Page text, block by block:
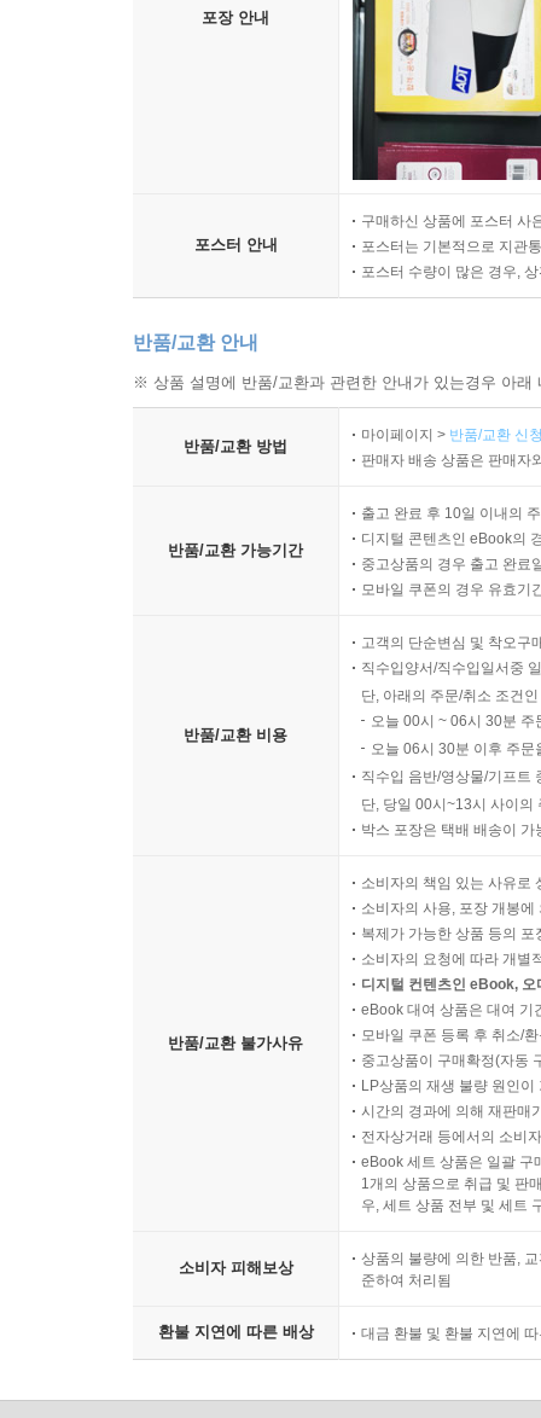
포장 안내
포스터 안내
구매하신 상품에 포스터 사
포스터는 기본적으로 지관
포스터 수량이 많은 경우,
반품/교환 안내
※ 상품 설명에 반품/교환과 관련한 안내가 있는경우 아
반품/교환 방법
마이페이지 > 반품/교환 신
판매자 배송 상품은 판매자
반품/교환 가능기간
출고 완료 후 10일 이내의
디지털 콘텐츠인 eBook의
중고상품의 경우 출고 완료
모바일 쿠폰의 경우 유효기
반품/교환 비용
고객의 단순변심 및 착오구
직수입양서/직수입일서중
단, 아래의 주문/취소 조건
오늘 00시 ~ 06시 30분
오늘 06시 30분 이후 주
직수입 음반/영상물/기프트
단, 당일 00시~13시 사이의
박스 포장은 택배 배송이
반품/교환 불가사유
소비자의 책임 있는 사유로
소비자의 사용, 포장 개봉
복제가 가능한 상품 등의
소비자의 요청에 따라 개별
디지털 컨텐츠인 eBook,
eBook 대여 상품은 대여 기
모바일 쿠폰 등록 후 취소/
중고상품이 구매확정(자동
LP상품의 재생 불량 원인
시간의 경과에 의해 재판매
전자상거래 등에서의 소비
eBook 세트 상품은 일괄 구
1개의 상품으로 취급 및 판
우, 세트 상품 전부 및 세트
소비자 피해보상
상품의 불량에 의한 반품,
준하여 처리됨
환불 지연에 따른 배상 대금 환불 및 환불 지연에